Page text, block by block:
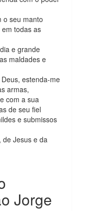
o seu manto
todas as
e grande
maldades e
estenda-me
armas,
com a sua
de seu fiel
e submissos
de Jesus e da
Jorge